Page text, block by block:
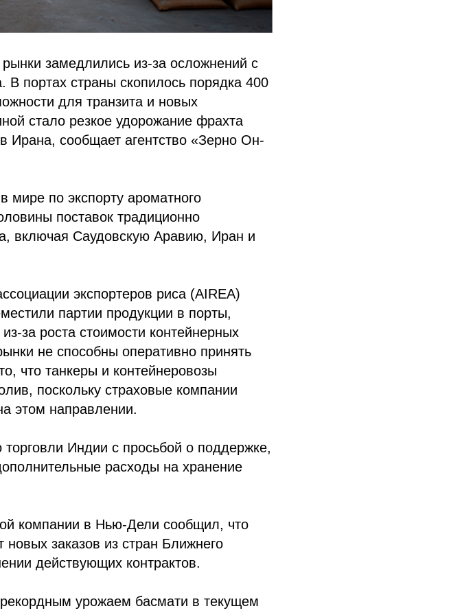
замедлились из-за осложнений с
В портах страны скопилось порядка 400
для транзита и новых
стало резкое удорожание фрахта
Ирана, сообщает агентство «Зерно Он-
по экспорту ароматного
поставок традиционно
включая Саудовскую Аравию, Иран и
экспортеров риса (AIREA)
партии продукции в порты,
за роста стоимости контейнерных
не способны оперативно принять
что танкеры и контейнеровозы
поскольку страховые компании
этом направлении.
Индии с просьбой о поддержке,
расходы на хранение
компании в Нью-Дели сообщил, что
заказов из стран Ближнего
действующих контрактов.
рекордным урожаем басмати в текущем